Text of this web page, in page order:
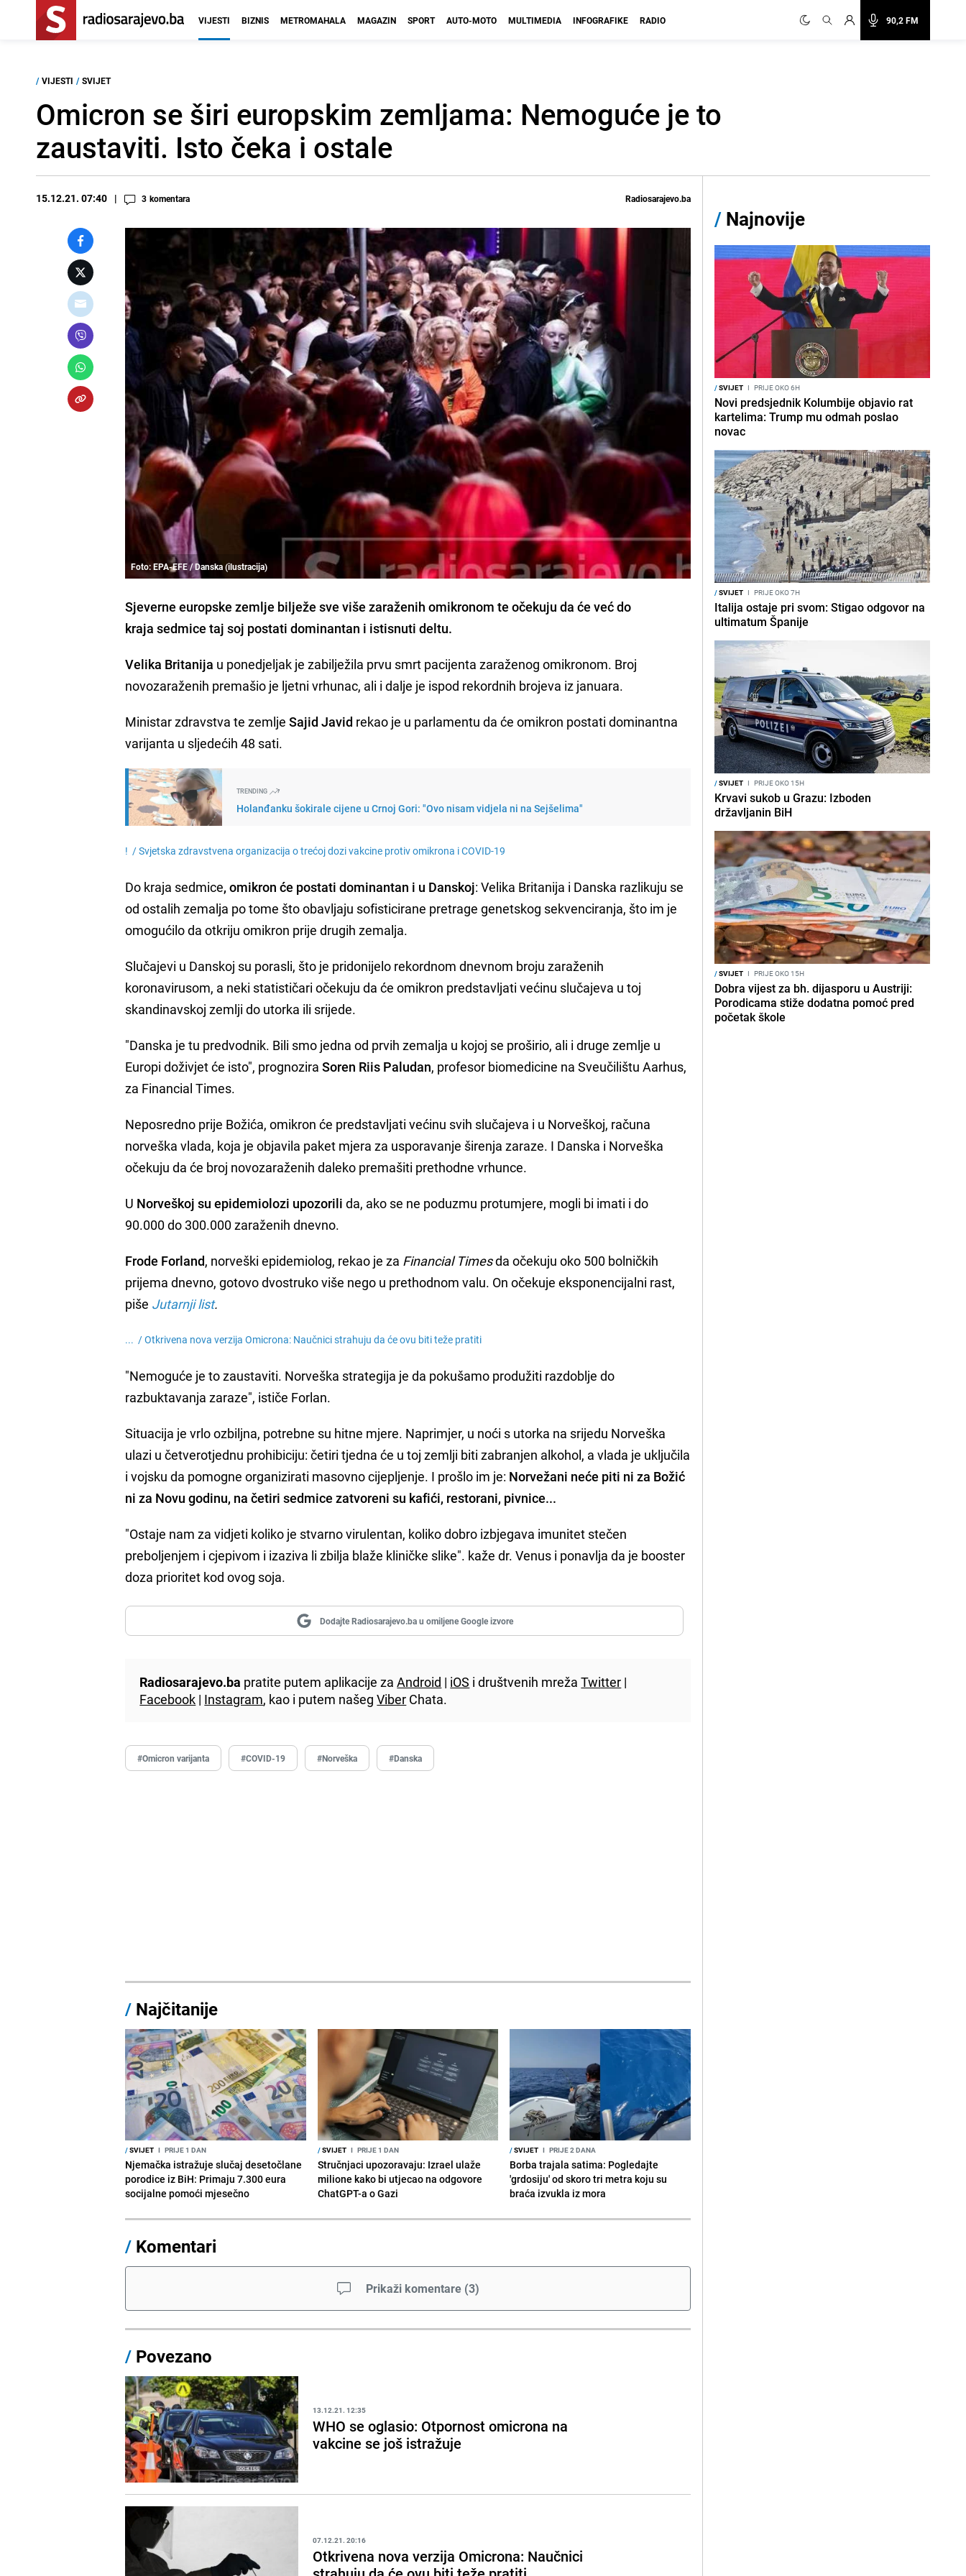
90,2 FM
VIJESTI BIZNIS METROMAHALA MAGAZIN SPORT AUTO-MOTO MULTIMEDIA INFOGRAFIKE RADIO
/ VIJESTI / SVIJET
Omicron se širi europskim zemljama: Nemoguće je to
zaustaviti. Isto čeka i ostale
15.12.21. 07:40 3 komentara Radiosarajevo.ba
Foto: EPA-EFE / Danska (ilustracija)
Sjeverne europske zemlje bilježe sve više zaraženih omikronom te očekuju da će već do
kraja sedmice taj soj postati dominantan i istisnuti deltu.
Velika Britanija u ponedjeljak je zabilježila prvu smrt pacijenta zaraženog omikronom. Broj
novozaraženih premašio je ljetni vrhunac, ali i dalje je ispod rekordnih brojeva iz januara.
Ministar zdravstva te zemljeSajid Javid rekao je u parlamentu da će omikron postati dominantna
varijanta u sljedećih 48 sati.
TRENDING
Holanđanku šokirale cijene u Crnoj Gori: "Ovo nisam vidjela ni na Sejšelima"
! /Svjetska zdravstvena organizacija o trećoj dozi vakcine protiv omikrona i COVID-19
Do kraja sedmice, omikron će postati dominantan i u Danskoj: Velika Britanija i Danska razlikuju se
od ostalih zemalja po tome što obavljaju sofisticirane pretrage genetskog sekvenciranja, što im je
omogućilo da otkriju omikron prije drugih zemalja.
Slučajevi u Danskoj su porasli, što je pridonijelo rekordnom dnevnom broju zaraženih
koronavirusom, a neki statističari očekuju da će omikron predstavljati većinu slučajeva u toj
skandinavskoj zemlji do utorka ili srijede.
"Danska je tu predvodnik. Bili smo jedna od prvih zemalja u kojoj se proširio, ali i druge zemlje u
Europi doživjet će isto", prognoziraSoren Riis Paludan, profesor biomedicine na Sveučilištu Aarhus,
za Financial Times.
Neposredno prije Božića, omikron će predstavljati većinu svih slučajeva i u Norveškoj, računa
norveška vlada, koja je objavila paket mjera za usporavanje širenja zaraze. I Danska i Norveška
očekuju da će broj novozaraženih daleko premašiti prethodne vrhunce.
U Norveškoj su epidemiolozi upozorili da, ako se ne poduzmu protumjere, mogli bi imati i do
90.000 do 300.000 zaraženih dnevno.
Frode Forland, norveški epidemiolog, rekao je za Financial Timesda očekuju oko 500 bolničkih
prijema dnevno, gotovo dvostruko više nego u prethodnom valu. On očekuje eksponencijalni rast,
piše Jutarnji list.
... /Otkrivena nova verzija Omicrona: Naučnici strahuju da će ovu biti teže pratiti
"Nemoguće je to zaustaviti. Norveška strategija je da pokušamo produžiti razdoblje do
razbuktavanja zaraze", ističe Forlan.
Situacija je vrlo ozbiljna, potrebne su hitne mjere. Naprimjer, u noći s utorka na srijedu Norveška
ulazi u četverotjednu prohibiciju: četiri tjedna će u toj zemlji biti zabranjen alkohol, a vlada je uključila
i vojsku da pomogne organizirati masovno cijepljenje. I prošlo im je: Norvežani neće piti ni za Božić
ni za Novu godinu, na četiri sedmice zatvoreni su kafići, restorani, pivnice...
"Ostaje nam za vidjeti koliko je stvarno virulentan, koliko dobro izbjegava imunitet stečen
preboljenjem i cjepivom i izaziva li zbilja blaže kliničke slike". kaže dr. Venus i ponavlja da je booster
doza prioritet kod ovog soja.
Dodajte Radiosarajevo.ba u omiljene Google izvore
Radiosarajevo.ba pratite putem aplikacije zaAndroid | iOS i društvenih mrežaTwitter |
Facebook | Instagram, kao i putem našegViber Chata.
#Omicron varijanta #COVID-19 #Norveška #Danska
/ Najčitanije
/SVIJET I PRIJE 1 DAN
Njemačka istražuje slučaj desetočlane
porodice iz BiH: Primaju 7.300 eura
socijalne pomoći mjesečno
/SVIJET I PRIJE 1 DAN
Stručnjaci upozoravaju: Izrael ulaže
milione kako bi utjecao na odgovore
ChatGPT-a o Gazi
/SVIJET I PRIJE 2 DANA
Borba trajala satima: Pogledajte
'grdosiju' od skoro tri metra koju su
braća izvukla iz mora
/ Komentari
Prikaži komentare (3)
/ Povezano
13.12.21. 12:35
WHO se oglasio: Otpornost omicrona na
vakcine se još istražuje
07.12.21. 20:16
Otkrivena nova verzija Omicrona: Naučnici
/ Najnovije
/SVIJET I PRIJE OKO 6H
Novi predsjednik Kolumbije objavio rat
kartelima: Trump mu odmah poslao
novac
/SVIJET I PRIJE OKO 7H
Italija ostaje pri svom: Stigao odgovor na
ultimatum Španije
/SVIJET I PRIJE OKO 15H
Krvavi sukob u Grazu: Izboden
državljanin BiH
/SVIJET I PRIJE OKO 15H
Dobra vijest za bh. dijasporu u Austriji:
Porodicama stiže dodatna pomoć pred
početak škole